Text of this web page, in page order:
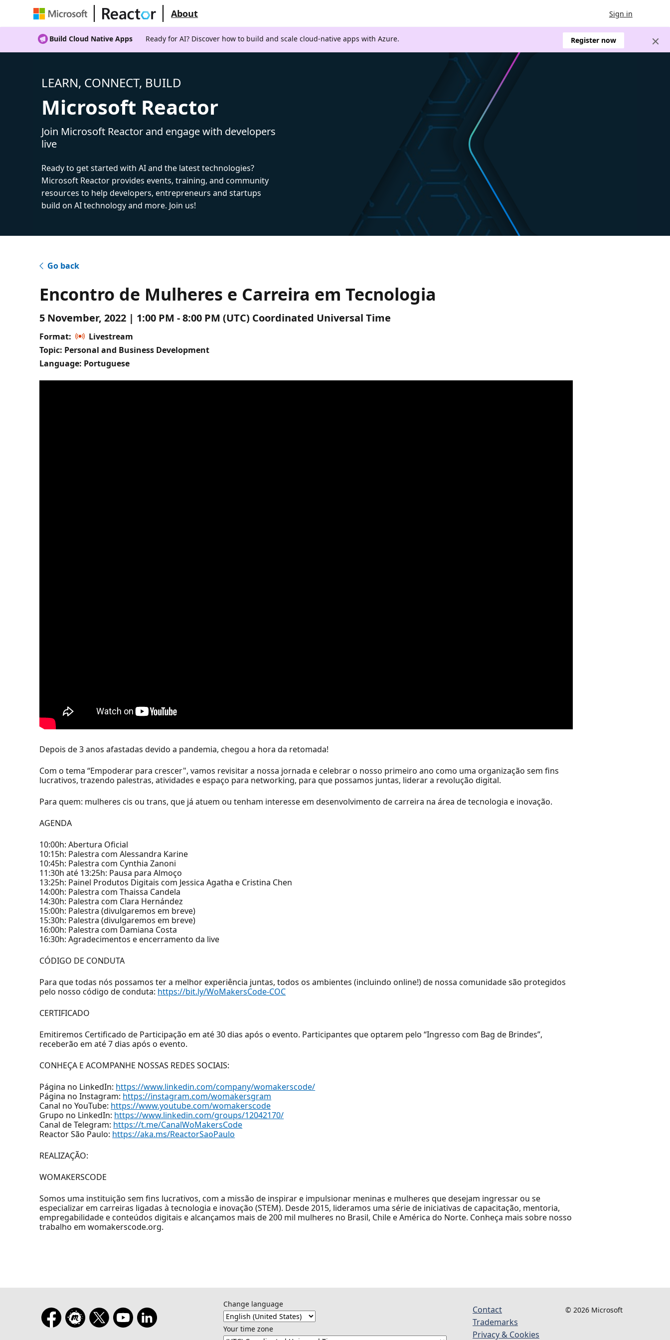
About Sign in
Build Cloud Native Apps Ready for AI? Discover how to build and scale cloud-native apps with Azure. Register now
LEARN, CONNECT, BUILD
Microsoft Reactor
Join Microsoft Reactor and engage with developers
live
Ready to get started with AI and the latest technologies?
Microsoft Reactor provides events, training, and community
resources to help developers, entrepreneurs and startups
build on AI technology and more. Join us!
Go back
Encontro de Mulheres e Carreira em Tecnologia
5 November, 2022 | 1:00 PM - 8:00 PM (UTC) Coordinated Universal Time
Format:
Livestream
Topic: Personal and Business Development
Language: Portuguese
Depois de 3 anos afastadas devido a pandemia, chegou a hora da retomada!
Com o tema “Empoderar para crescer", vamos revisitar a nossa jornada e celebrar o nosso primeiro ano como uma organização sem fins
lucrativos, trazendo palestras, atividades e espaço para networking, para que possamos juntas, liderar a revolução digital.
Para quem: mulheres cis ou trans, que já atuem ou tenham interesse em desenvolvimento de carreira na área de tecnologia e inovação.
AGENDA
10:00h: Abertura Oficial
10:15h: Palestra com Alessandra Karine
10:45h: Palestra com Cynthia Zanoni
11:30h até 13:25h: Pausa para Almoço
13:25h: Painel Produtos Digitais com Jessica Agatha e Cristina Chen
14:00h: Palestra com Thaissa Candela
14:30h: Palestra com Clara Hernández
15:00h: Palestra (divulgaremos em breve)
15:30h: Palestra (divulgaremos em breve)
16:00h: Palestra com Damiana Costa
16:30h: Agradecimentos e encerramento da live
CÓDIGO DE CONDUTA
Para que todas nós possamos ter a melhor experiência juntas, todos os ambientes (incluindo online!) de nossa comunidade são protegidos
pelo nosso código de conduta: https://bit.ly/WoMakersCode-COC
CERTIFICADO
Emitiremos Certificado de Participação em até 30 dias após o evento. Participantes que optarem pelo “Ingresso com Bag de Brindes”,
receberão em até 7 dias após o evento.
CONHEÇA E ACOMPANHE NOSSAS REDES SOCIAIS:
Página no LinkedIn: https://www.linkedin.com/company/womakerscode/
Página no Instagram: https://instagram.com/womakersgram
Canal no YouTube: https://www.youtube.com/womakerscode
Grupo no LinkedIn: https://www.linkedin.com/groups/12042170/
Canal de Telegram: https://t.me/CanalWoMakersCode
Reactor São Paulo: https://aka.ms/ReactorSaoPaulo
REALIZAÇÃO:
WOMAKERSCODE
Somos uma instituição sem fins lucrativos, com a missão de inspirar e impulsionar meninas e mulheres que desejam ingressar ou se
especializar em carreiras ligadas à tecnologia e inovação (STEM). Desde 2015, lideramos uma série de iniciativas de capacitação, mentoria,
empregabilidade e conteúdos digitais e alcançamos mais de 200 mil mulheres no Brasil, Chile e América do Norte. Conheça mais sobre nosso
trabalho em womakerscode.org.
Change language
Your time zone
Contact
Trademarks
Privacy & Cookies
© 2026 Microsoft